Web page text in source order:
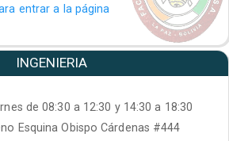
entrar a la página
INGENIERIA
de 08:30 a 12:30 y 14:30 a 18:30
Esquina Obispo Cárdenas #444